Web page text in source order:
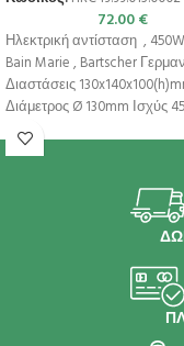
72.00€
Ηλεκτρική αντίσταση ,
Bain Marie , Bartscher
Διαστάσεις
Διάμετρος Ø 130mm Ισχύς
/ 230V /